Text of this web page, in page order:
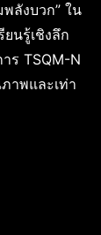
ลังบวก” ใน
นรู้เชิงลึก
ร TSQM-N
าพและเท่า